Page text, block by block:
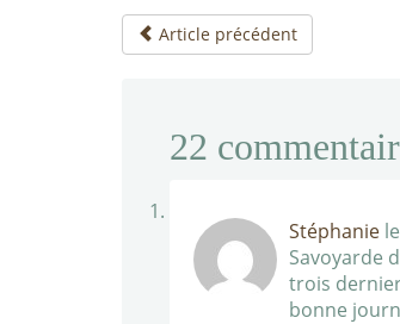
Article précédent
22
Stéphanie le
Savoyarde
trois
bonne